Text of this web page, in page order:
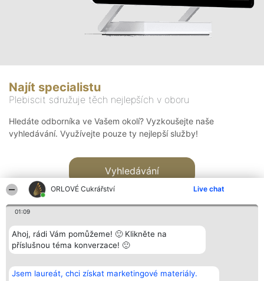
ORLOVÉ Cukrářství Live chat
01:09
Ahoj, rádi Vám pomůžeme! 🙂 Klikněte na
příslušnou téma konverzace! 🙂
Jsem laureát, chci získat marketingové materiály.
Najít specialistu
Plebiscit sdružuje těch nejlepších v oboru
Hledáte odborníka ve Vašem okolí? Vyzkoušejte naše
vyhledávání. Využívejte pouze ty nejlepší služby!
Vyhledávání
Bright Side Solutions sp. z o.
o. sp. k.
Vítězové
Seznam všech
Kontakt